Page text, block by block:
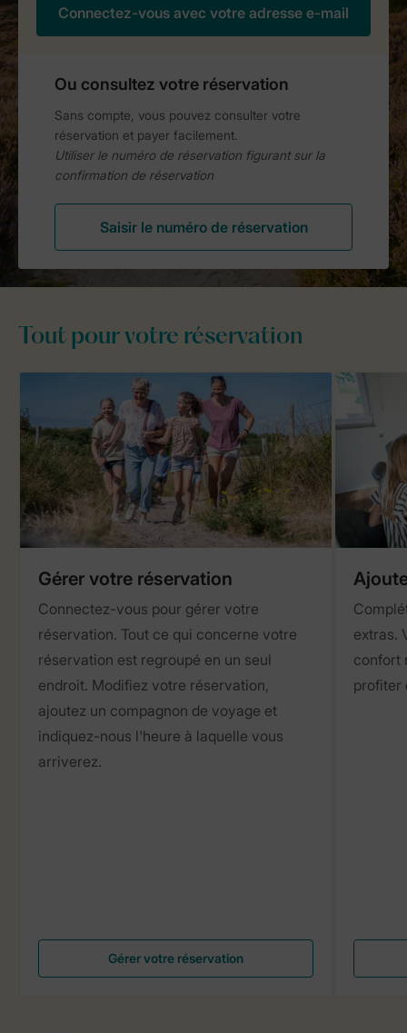
Tout pour votre réservation
Gérer votre réservation
Connectez-vous pour gérer votre
réservation. Tout ce qui concerne votre
réservation est regroupé en un seul
endroit. Modifiez votre réservation,
ajoutez un compagnon de voyage et
indiquez-nous l'heure à laquelle vous
arriverez.
Gérer votre réservation
extras.
confort
profiter